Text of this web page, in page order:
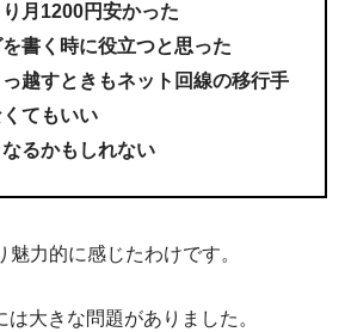
月1200円安かった
を書く時に役立つと思った
っ越すときもネット回線の移行手
てもいい
るかもしれない
魅力的に感じたわけです。
大きな問題がありました。